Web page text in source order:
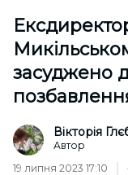
засуджено
Вікторія
Автор
19 липня 2023 17:10